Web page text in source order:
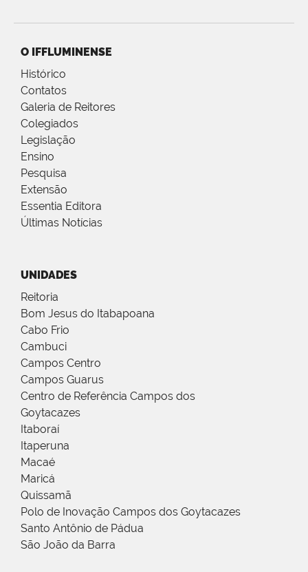
O IFFLUMINENSE
Histórico
Contatos
Galeria de Reitores
Colegiados
Legislação
Ensino
Pesquisa
Extensão
Essentia Editora
Últimas Notícias
UNIDADES
Reitoria
Bom Jesus do Itabapoana
Cabo Frio
Cambuci
Campos Centro
Campos Guarus
Centro de Referência Campos dos
Goytacazes
Itaboraí
Itaperuna
Macaé
Maricá
Quissamã
Polo de Inovação Campos dos Goytacazes
Santo Antônio de Pádua
São João da Barra